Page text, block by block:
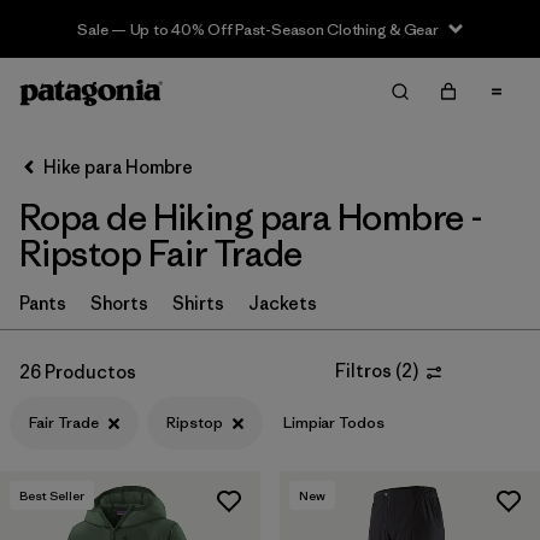
Sale — Up to 40% Off Past-Season Clothing & Gear
Filter & Sort Limpiar Todos
Ordenar Por
Filtrar por
Category
Filtrar por
Price
Filtrar por
Features & Processes
Hike para Hombre
Ropa de Hiking para Hombre -
Ripstop Fair Trade
Pants Shorts Shirts Jackets
26 Productos Filtros (2)
Fair Trade Ripstop Limpiar Todos
Best Seller New